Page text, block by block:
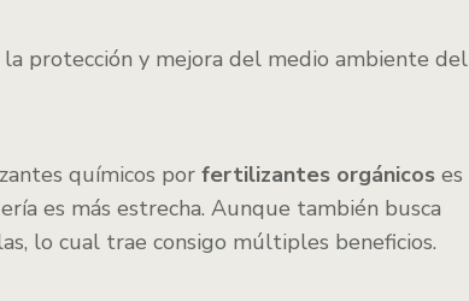
protección y mejora del medio ambiente del
químicos por fertilizantes orgánicos es
es más estrecha. Aunque también busca
lo cual trae consigo múltiples beneficios.